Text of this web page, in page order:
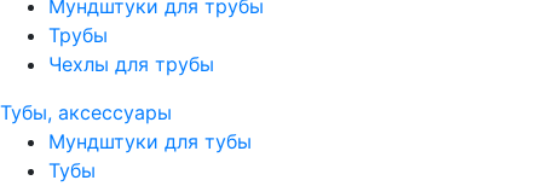
Мундштуки для трубы
Трубы
Чехлы для трубы
Тубы, аксессуары
Мундштуки для тубы
Тубы